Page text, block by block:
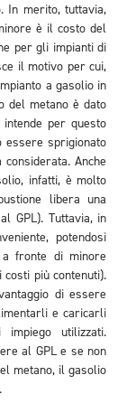
In merito, tuttavia,
è il costo del
per gli impianti di
il motivo per cui,
a gasolio in
del metano è dato
per questo
essere sprigionato
Anche
infatti, è molto
libera una
GPL). Tuttavia, in
potendosi
a fronte di minore
più contenuti).
di essere
e caricarli
utilizzati.
al GPL e se non
metano, il gasolio